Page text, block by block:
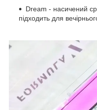
Dream - насичений
підходить для